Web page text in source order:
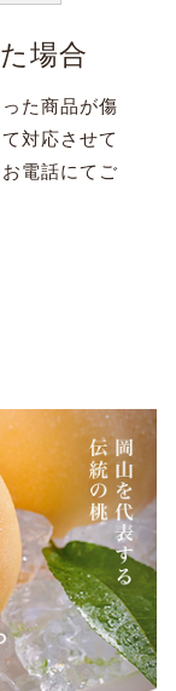
場合
た商品が傷
対応させて
電話にてご